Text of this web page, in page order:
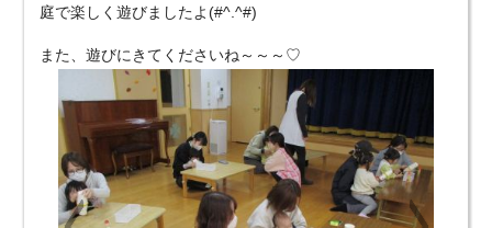
庭で楽しく遊びましたよ(#^.^#)
また、遊びにきてくださいね～～～♡